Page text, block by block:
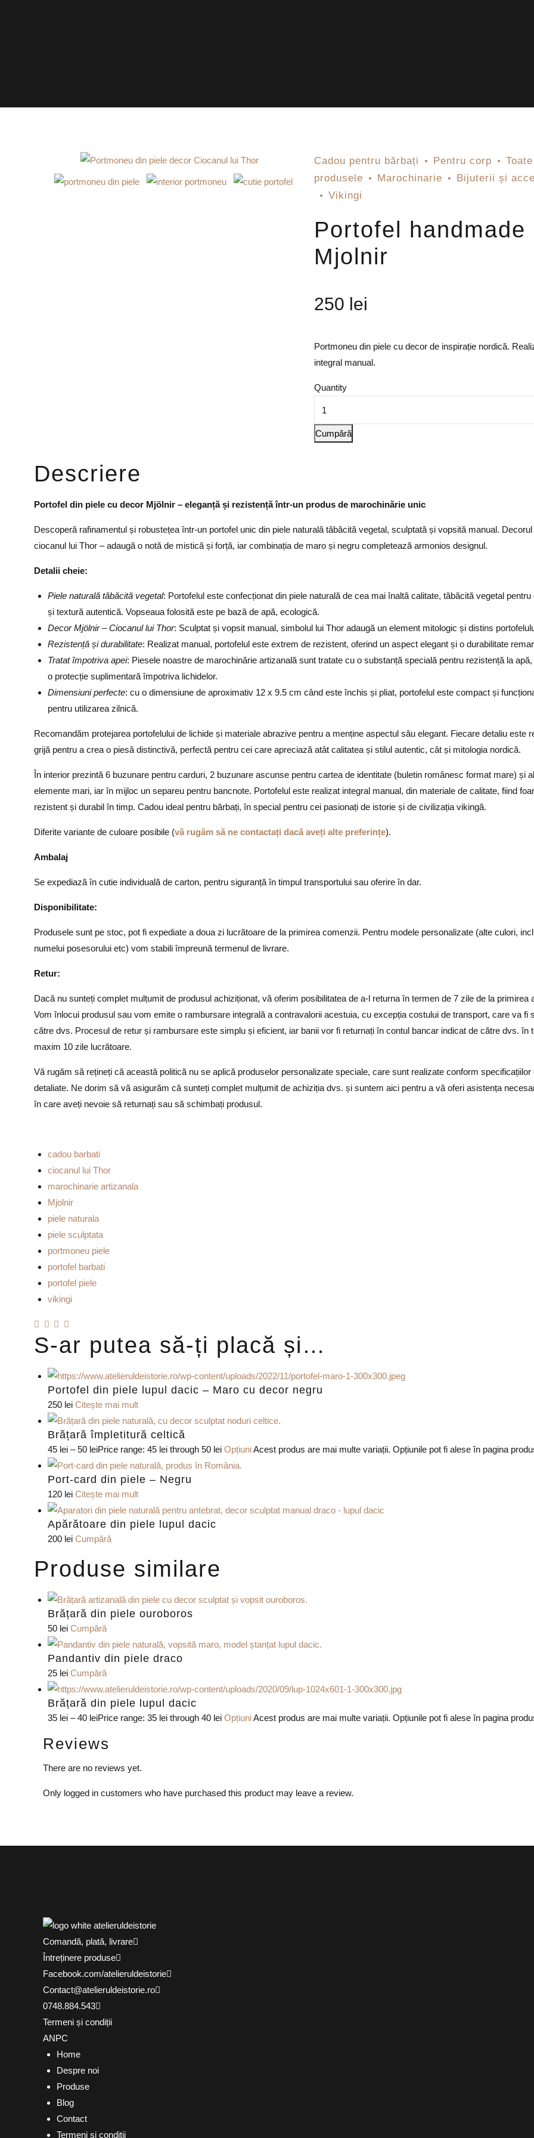
Cadou pentru bărbați Pentru corp
Toate
produsele
Marochinarie
Bijuterii și
Vikingi
Portofel handmade
Mjolnir
250 lei
Portmoneu din piele cu decor de inspirație nordică.
integral manual.
Quantity
Cumpără
Descriere
Portofel din piele cu decor Mjölnir – eleganță și rezistență într-un produs de marochinărie unic
Descoperă rafinamentul și robustețea într-un portofel unic din piele naturală tăbăcită vegetal, sculptată și vopsită manual.
ciocanul lui Thor – adaugă o notă de mistică și forță, iar combinația de maro și negru completează armonios designul.
Detalii cheie:
Piele naturală tăbăcită vegetal: Portofelul este confecționat din piele naturală de cea mai înaltă calitate, tăbăcită vegetal pentru
și textură autentică. Vopseaua folosită este pe bază de apă, ecologică.
Decor Mjölnir – Ciocanul lui Thor: Sculptat și vopsit manual, simbolul lui Thor adaugă un element mitologic și distins
Rezistență și durabilitate: Realizat manual, portofelul este extrem de rezistent, oferind un aspect elegant și o durabilitate
Tratat împotriva apei: Piesele noastre de marochinărie artizanală sunt tratate cu o substanță specială pentru rezistență la
o protecție suplimentară împotriva lichidelor.
Dimensiuni perfecte: cu o dimensiune de aproximativ 12 x 9.5 cm când este închis și pliat, portofelul este compact și
pentru utilizarea zilnică.
Recomandăm protejarea portofelului de lichide și materiale abrazive pentru a menține aspectul său elegant. Fiecare detaliu este
grijă pentru a crea o piesă distinctivă, perfectă pentru cei care apreciază atât calitatea și stilul autentic, cât și mitologia nordică.
În interior prezintă 6 buzunare pentru carduri, 2 buzunare ascunse pentru cartea de identitate (buletin românesc format mare) și
elemente mari, iar în mijloc un separeu pentru bancnote. Portofelul este realizat integral manual, din materiale de calitate, fiind
rezistent și durabil în timp. Cadou ideal pentru bărbați, în special pentru cei pasionați de istorie și de civilizația vikingă.
Diferite variante de culoare posibile (vă rugăm să ne contactați dacă aveți alte preferințe).
Ambalaj
Se expediază în cutie individuală de carton, pentru siguranță în timpul transportului sau oferire în dar.
Disponibilitate:
Produsele sunt pe stoc, pot fi expediate a doua zi lucrătoare de la primirea comenzii. Pentru modele personalizate (alte culori,
numelui posesorului etc) vom stabili împreună termenul de livrare.
Retur:
Dacă nu sunteți complet mulțumit de produsul achiziționat, vă oferim posibilitatea de a-l returna în termen de 7 zile de la primirea
Vom înlocui produsul sau vom emite o rambursare integrală a contravalorii acestuia, cu excepția costului de transport, care va fi
către dvs. Procesul de retur și rambursare este simplu și eficient, iar banii vor fi returnați în contul bancar indicat de către dvs. în
maxim 10 zile lucrătoare.
Vă rugăm să rețineți că această politică nu se aplică produselor personalizate speciale, care sunt realizate conform specificațiilor
detaliate. Ne dorim să vă asigurăm că sunteți complet mulțumit de achiziția dvs. și suntem aici pentru a vă oferi asistența
în care aveți nevoie să returnați sau să schimbați produsul.
cadou barbati
ciocanul lui Thor
marochinarie artizanala
Mjolnir
piele naturala
piele sculptata
portmoneu piele
portofel barbati
portofel piele
vikingi
S-ar putea să-ți placă și…
Portofel din piele lupul dacic – Maro cu decor negru
250 lei Citește mai mult
Brățară împletitură celtică
45 lei – 50 leiPrice range: 45 lei through 50 lei Opțiuni Acest produs are mai multe variații. Opțiunile pot fi alese în pagina
Port-card din piele – Negru
120 lei Citește mai mult
Apărătoare din piele lupul dacic
200 lei Cumpără
Produse similare
Brățară din piele ouroboros
50 lei Cumpără
Pandantiv din piele draco
25 lei Cumpără
Brățară din piele lupul dacic
35 lei – 40 leiPrice range: 35 lei through 40 lei Opțiuni Acest produs are mai multe variații. Opțiunile pot fi alese în pagina
Reviews
There are no reviews yet.
Only logged in customers who have purchased this product may leave a review.
Comandă, plată, livrare
Întreținere produse
Facebook.com/atelieruldeistorie
Contact@atelieruldeistorie.ro
0748.884.543
Termeni și condiții
ANPC
Home
Despre noi
Produse
Blog
Contact
Termeni și condiții